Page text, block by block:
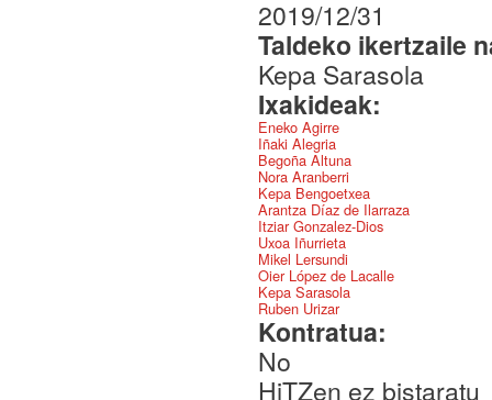
2019/12/31
Taldeko ikertzaile
Kepa Sarasola
Ixakideak:
Eneko Agirre
Iñaki Alegria
Begoña Altuna
Nora Aranberri
Kepa Bengoetxea
Arantza Díaz de Ilarraza
Itziar Gonzalez-Dios
Uxoa Iñurrieta
Mikel Lersundi
Oier López de Lacalle
Kepa Sarasola
Ruben Urizar
Kontratua:
No
HiTZen ez bistaratu